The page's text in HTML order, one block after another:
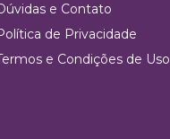
e Contato
de Privacidade
e Condições de Uso